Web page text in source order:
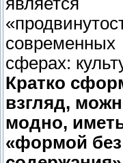
современных
сферах:
Кратко
взгляд,
модно,
«формой без